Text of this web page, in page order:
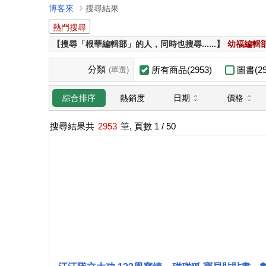
博客來
搜尋結果
熱門搜尋
【搜尋「根華編輯部」的人，同時也搜尋......】
幼福編輯
分類 (單選) 所有商品(2953) 圖書
綜合排序 熱銷度 日期 價格
搜尋結果共 2953 筆, 頁數 1 / 50